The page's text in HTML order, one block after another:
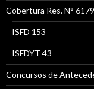
Cobertura Res. N°
ISFD 153
ISFDYT 43
Concursos de